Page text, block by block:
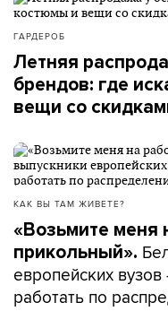
ГАРДЕРОБ
Летняя
брендов: где
вещи со
КАК ВЫ ТАМ ЖИВЕТЕ?
«Возьмите меня
прикольный».
европейских
работать по